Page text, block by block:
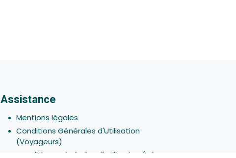
Assistance
Mentions légales
Conditions Générales d'Utilisation
(Voyageurs)
Conditions Générales d'Utilisation (Hôtes -